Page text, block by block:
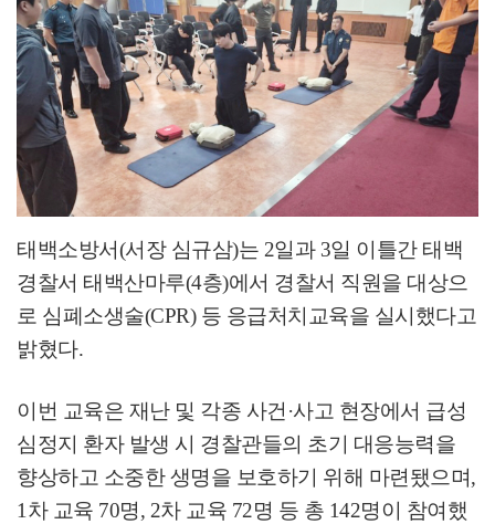
태백소방서(서장 심규삼)는 2일과 3일 이틀간 태백
경찰서 태백산마루(4층)에서 경찰서 직원을 대상으
로 심폐소생술(CPR) 등 응급처치교육을 실시했다고
밝혔다.
이번 교육은 재난 및 각종 사건 ·사고 현장에서 급성
심정지 환자 발생 시 경찰관들의 초기 대응능력을
향상하고 소중한 생명을 보호하기 위해 마련됐으며,
1차 교육 70명, 2차 교육 72명 등 총 142명이 참여했